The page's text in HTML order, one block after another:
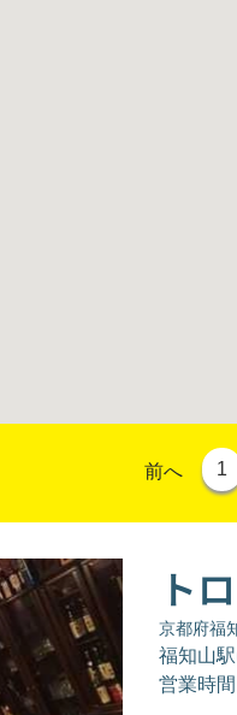
前へ 1
ト
京都府福
福知山
営業時